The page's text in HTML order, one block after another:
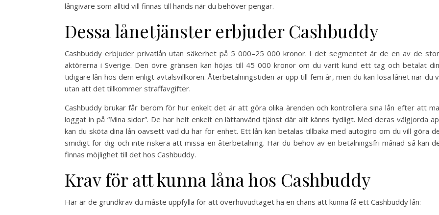
långivare som alltid vill finnas till hands när du behöver pengar.
Dessa lånetjänster erbjuder Cashbuddy
Cashbuddy erbjuder privatlån utan säkerhet på 5 000–25 000 kronor. I det segmentet är de en av de
aktörerna i Sverige. Den övre gränsen kan höjas till 45 000 kronor om du varit kund ett tag och betalat
tidigare lån hos dem enligt avtalsvillkoren. Återbetalningstiden är upp till fem år, men du kan lösa lånet när du
utan att det tillkommer straffavgifter.
Cashbuddy brukar får beröm för hur enkelt det är att göra olika ärenden och kontrollera sina lån efter att
loggat in på “Mina sidor”. De har helt enkelt en lättanvänd tjänst där allt känns tydligt. Med deras välgjorda
kan du sköta dina lån oavsett vad du har för enhet. Ett lån kan betalas tillbaka med autogiro om du vill göra
smidigt för dig och inte riskera att missa en återbetalning. Har du behov av en betalningsfri månad så kan
finnas möjlighet till det hos Cashbuddy.
Krav för att kunna låna hos Cashbuddy
Här är de grundkrav du måste uppfylla för att överhuvudtaget ha en chans att kunna få ett Cashbuddy lån: